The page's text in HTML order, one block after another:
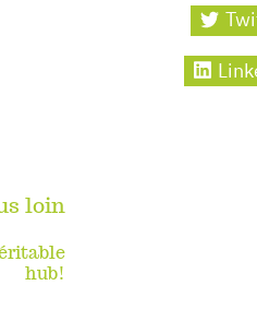
loin
hub!